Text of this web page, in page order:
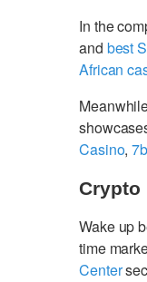
In the
and best
African
Casino,
Crypto
Wake up
time
Center